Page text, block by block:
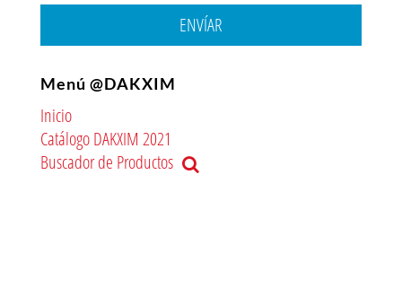
ENVÍAR
Menú @DAKXIM
Inicio
Catálogo DAKXIM 2021
Buscador de Productos